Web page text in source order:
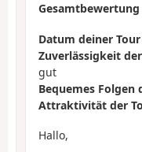
Gesamtbewertung
Datum deiner Tour
Zuverlässigkeit
gut
Bequemes Folgen
Attraktivität der
Hallo,